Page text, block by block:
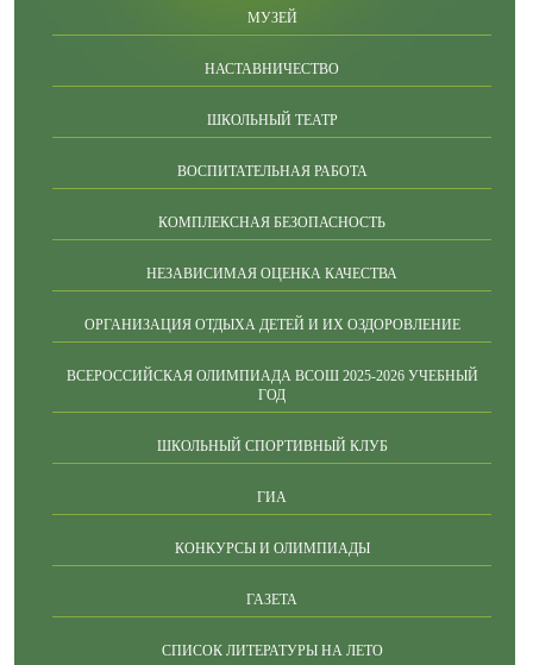
МУЗЕЙ
НАСТАВНИЧЕСТВО
ШКОЛЬНЫЙ ТЕАТР
ВОСПИТАТЕЛЬНАЯ РАБОТА
КОМПЛЕКСНАЯ БЕЗОПАСНОСТЬ
НЕЗАВИСИМАЯ ОЦЕНКА КАЧЕСТВА
ОРГАНИЗАЦИЯ ОТДЫХА ДЕТЕЙ И ИХ ОЗДОРОВЛЕНИЕ
ВСЕРОССИЙСКАЯ ОЛИМПИАДА ВСОШ 2025-2026 УЧЕБНЫЙ
ГОД
ШКОЛЬНЫЙ СПОРТИВНЫЙ КЛУБ
ГИА
КОНКУРСЫ И ОЛИМПИАДЫ
ГАЗЕТА
СПИСОК ЛИТЕРАТУРЫ НА ЛЕТО